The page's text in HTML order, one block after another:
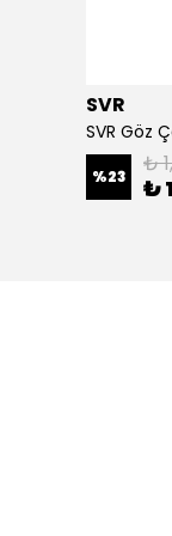
SVR
SVR Göz
%23 ₺
₺